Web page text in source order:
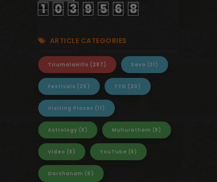
1 0 3 9 5 6 8
ARTICLE CATEGORIES
TirumalaHills (287) Seva (31)
Festivals (25) TTD (20)
Visiting Places (11)
Astrology (8) Muhuratham (8)
Video (8) YouTube (8)
Darshanam (6)